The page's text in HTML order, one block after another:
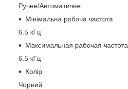
Ручне/Автоматичне
Мінімальна робоча частота
6.5 кГц
Максимальная рабочая частота
6.5 кГц
Колір
Чорний